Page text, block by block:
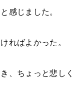
感じました。
ればよかった。
、ちょっと悲しく